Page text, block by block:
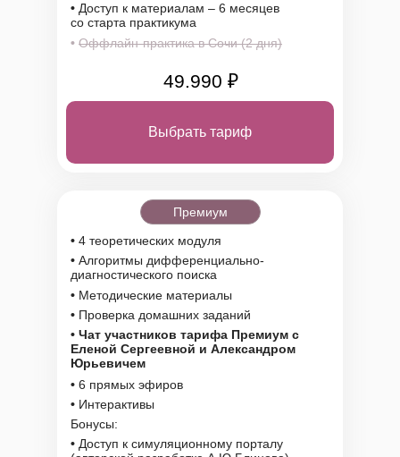
Выбрать тариф
• Оффлайн-практика в Сочи (2 дня)
49.990 ₽
• Доступ к материалам – 6 месяцев
со старта практикума
• 4 теоретических модуля
Премиум
• Алгоритмы дифференциально-
диагностического поиска
• Методические материалы
• Проверка домашних заданий
• Чат участников тарифа Премиум с
Еленой Сергеевной и Александром
Юрьевичем
• 6 прямых эфиров
• Интерактивы
Бонусы:
• Доступ к симуляционному порталу